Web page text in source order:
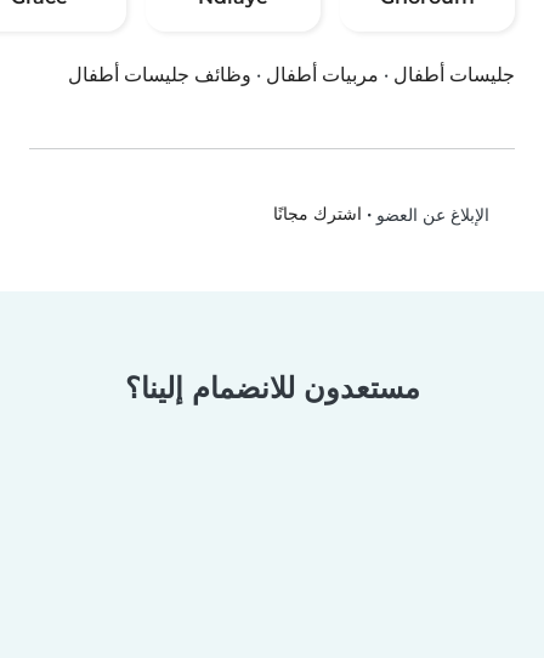
جليسات أطفال · مربيات أطفال · وظائف جليسات أطفال
الإبلاغ عن العضو • اشترك مجانًا
مستعدون للانضمام إلينا؟